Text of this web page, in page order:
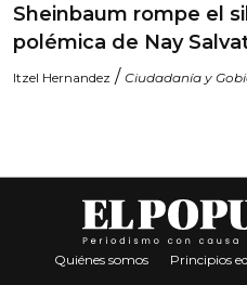
Sheinbaum rompe el
polémica de Nay
Itzel Hernandez / Ciudadanía y
Quiénes somos Principios